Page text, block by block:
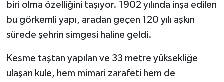
biri olma özelliğini taşıyor. 1902 yılında inşa edilen
bu görkemli yapı, aradan geçen 120 yılı aşkın
sürede şehrin simgesi haline geldi.
Kesme taştan yapılan ve 33 metre yüksekliğe
ulaşan kule, hem mimari zarafeti hem de